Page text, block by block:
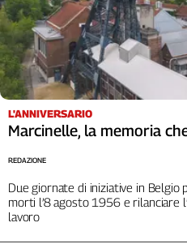
Liguria
Lombardia
Marche
Piemonte
Puglia
Sardegna
Sicilia
Umbria
Valle
L'ANNIVERSARIO
Marcinelle, la memoria
Due giornate di iniziative in
morti l’8 agosto 1956 e rilanciare
lavoro
REDAZIONE